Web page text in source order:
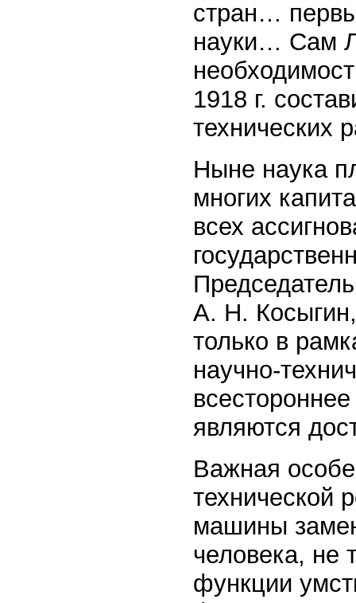
стран…
науки… Сам
1918 г.
технических
Ныне наука
многих
всех
А. Н.
только в
научно-
являются
Важная
технической
машины
человека, не
функции